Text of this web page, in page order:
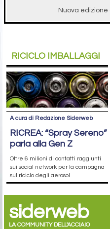
Nuova edizione
RICICLO IMBALLAGGI
A cura di Redazione Siderweb
RICREA: “Spray Sereno”
parla alla Gen Z
Oltre 6 milioni di contatti raggiunti
sui social network per la campagna
sul riciclo degli aerosol
siderweb
LA COMMUNITY DELL'ACCIAIO